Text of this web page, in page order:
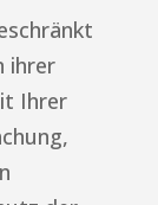
ihrer
Ihrer